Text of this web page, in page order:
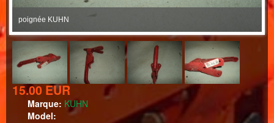
poignée KUHN
15.00 EUR
Marque: KUHN
Model: